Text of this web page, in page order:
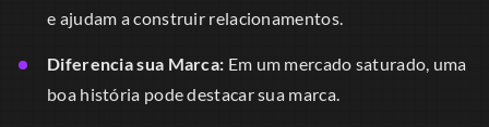
e ajudam a construir relacionamentos.
Diferencia sua Marca: Em um mercado saturado, uma
boa história pode destacar sua marca.